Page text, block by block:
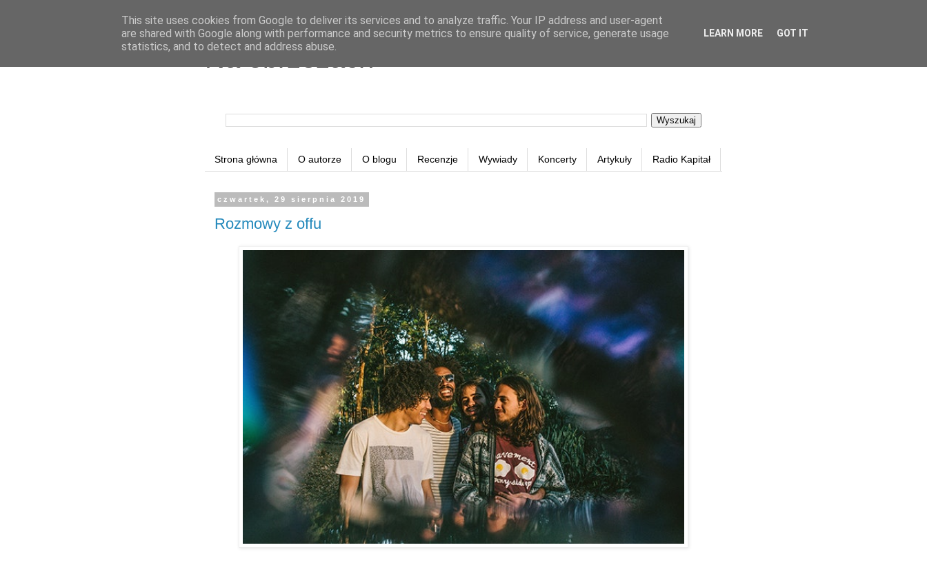
Na obrzeżach
Strona główna O autorze O blogu Recenzje Wywiady Koncerty Artykuły Radio Kapitał
czwartek, 29 sierpnia 2019
Rozmowy z offu
This site uses cookies from Google to deliver its services and to analyze traffic. Your IP address and user-agent
are shared with Google along with performance and security metrics to ensure quality of service, generate usage
statistics, and to detect and address abuse.
LEARN MORE GOT IT